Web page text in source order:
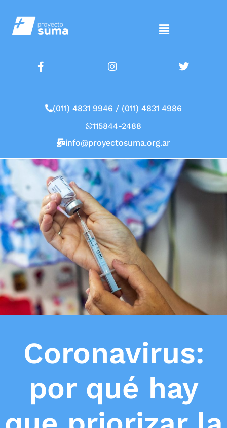
(011) 4831 9946 / (011) 4831 4986
115844-2488
info@proyectosuma.org.ar
Coronavirus:
por qué hay